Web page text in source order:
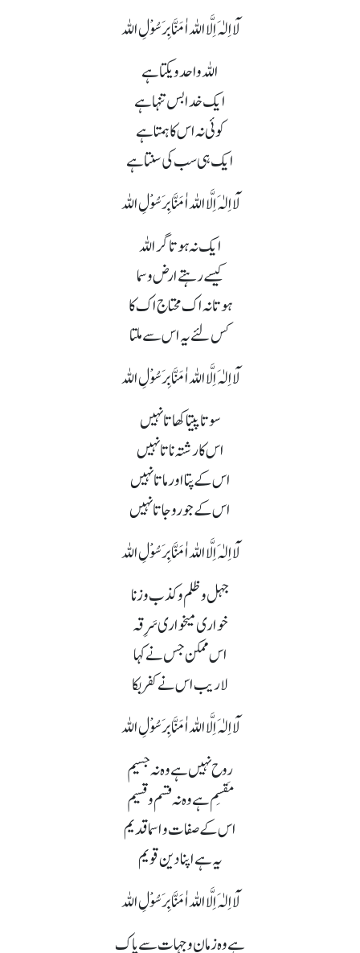
لَآ اِلٰہَ اِلَّا اللہ اٰمَنَّا بِرَسُوْلِ اللہ
اللہ واحد و یکتا ہے
ایک خدا بس تنہا ہے
کوئی نہ اس کاہمتا ہے
ایک ہی سب کی سنتا ہے
لَآ اِلٰہَ اِلَّا اللہ اٰمَنَّا بِرَسُوْلِ اللہ
ایک نہ ہوتا گر اللہ
کیسے رہتے ارض و سما
ہوتا نہ اک محتاج اک کا
کس لئے یہ اس سے ملتا
لَآ اِلٰہَ اِلَّا اللہ اٰمَنَّا بِرَسُوْلِ اللہ
سوتا پیتا کھاتا نہیں
اس کا رشتہ ناتا نہیں
اس کے پتا اور ماتا نہیں
اس کے جورو جاتا نہیں
لَآ اِلٰہَ اِلَّا اللہ اٰمَنَّا بِرَسُوْلِ اللہ
جہل و ظلم و کذب و زنا
خواری میخواری سَرِِقہ
اس ممکن جس نے کہا
لا ریب اس نے کفر بکا
لَآ اِلٰہَ اِلَّا اللہ اٰمَنَّا بِرَسُوْلِ اللہ
روح نہیں ہے وہ نہ جسیم
مَقسِم ہے وہ نہ قسم و قسیم
اس کے صفات و اسما قدیم
یہ ہے اپنا دین قویم
لَآ اِلٰہَ اِلَّا اللہ اٰمَنَّا بِرَسُوْلِ اللہ
ہے وہ زمان و جہات سے پاک